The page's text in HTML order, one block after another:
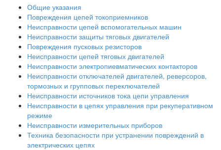
Общие указания
Повреждения цепей токоприемников
Неисправности цепей вспомогательных машин
Неисправности защиты тяговых двигателей
Повреждения пусковых резисторов
Неисправности цепей тяговых двигателей
Неисправности электропиевматических контакторов
Неисправности отключателей двигателей, реверсоров,
тормозных и групповых переключателей
Неисправности источников тока цепи управления
Неисправности в цепях управления при рекуперативном
режиме
Неисправности измерительных приборов
Техника безопасности при устранении повреждений в
электрических цепях